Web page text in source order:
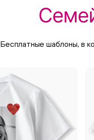
Бесплатные шаблоны, в